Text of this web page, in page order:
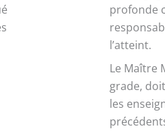
profonde
l’atteint.
Le Maître
grade,
les